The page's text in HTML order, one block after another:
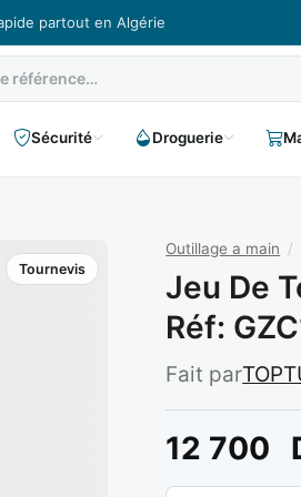
partout en Algérie
Sécurité Droguerie
Tournevis
Outillage a main /
Jeu De
Réf:
Fait par
12 700